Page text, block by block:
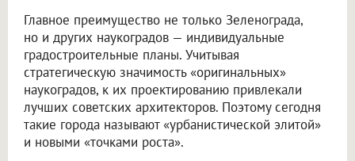
Главное преимущество не только Зеленограда,
но и других наукоградов — индивидуальные
градостроительные планы. Учитывая
стратегическую значимость «оригинальных»
наукоградов, к их проектированию привлекали
лучших советских архитекторов. Поэтому сегодня
такие города называют «урбанистической элитой»
и новыми «точками роста».